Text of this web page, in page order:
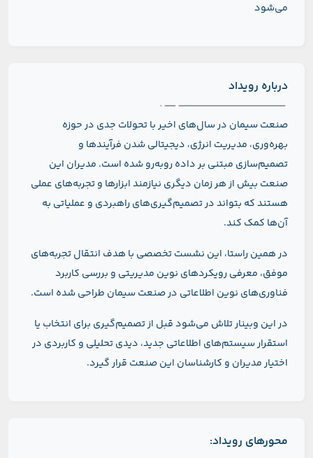
می‌شود
درباره رویداد
صنعت سیمان در سال‌های اخیر با تحولات جدی در حوزه
بهره‌وری، مدیریت انرژی، دیجیتالی شدن فرآیندها و
تصمیم‌سازی مبتنی بر داده روبه‌رو شده است. مدیران این
صنعت بیش از هر زمان دیگری نیازمند ابزارها و تجربه‌های عملی
هستند که بتواند در تصمیم‌گیری‌های راهبردی و عملیاتی به
آن‌ها کمک کند.
در همین راستا، این نشست تخصصی با هدف انتقال تجربه‌های
موفق، معرفی رویکردهای نوین مدیریتی و بررسی کاربرد
فناوری‌های نوین اطلاعاتی در صنعت سیمان طراحی شده است.
در این وبینار تلاش می‌شود قبل از تصمیم‌گیری برای انتخاب یا
استقرار سیستم‌های اطلاعاتی جدید، دیدی تحلیلی و کاربردی در
اختیار مدیران و کارشناسان این صنعت قرار گیرد.
محورهای رویداد: